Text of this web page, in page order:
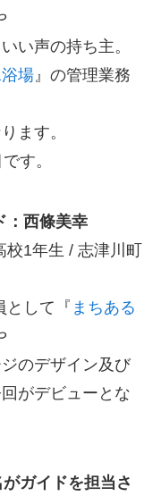
い声の持ち主。
場』の管理業務
ます。
す。
：西條美幸
1年生 / 志津川町
として『 まちある
のデザイン及び
がデビューとな
ガイドを担当さ